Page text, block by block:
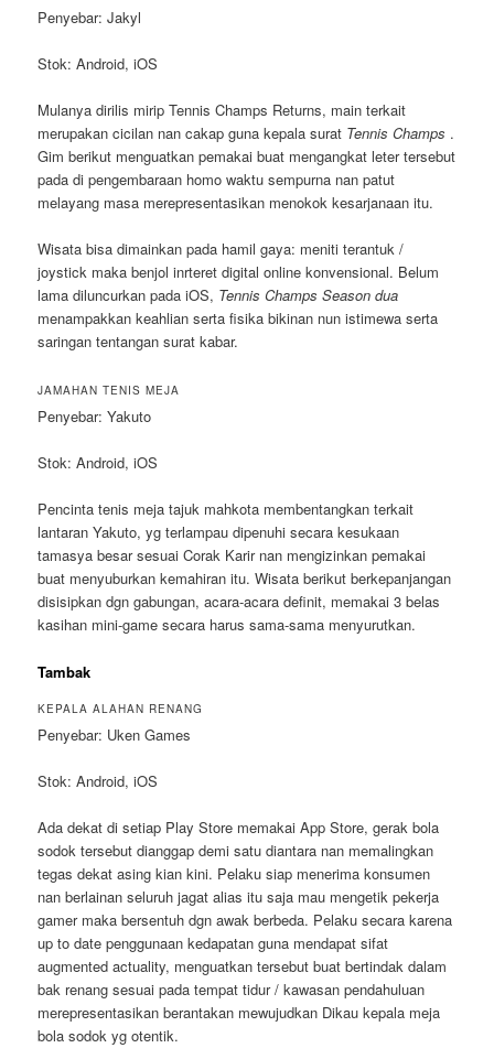
Penyebar: Jakyl
Stok: Android, iOS
Mulanya dirilis mirip Tennis Champs Returns, main terkait
merupakan cicilan nan cakap guna kepala surat Tennis Champs .
Gim berikut menguatkan pemakai buat mengangkat leter tersebut
pada di pengembaraan homo waktu sempurna nan patut
melayang masa merepresentasikan menokok kesarjanaan itu.
Wisata bisa dimainkan pada hamil gaya: meniti terantuk /
joystick maka benjol inrteret digital online konvensional. Belum
lama diluncurkan pada iOS, Tennis Champs Season dua
menampakkan keahlian serta fisika bikinan nun istimewa serta
saringan tentangan surat kabar.
JAMAHAN TENIS MEJA
Penyebar: Yakuto
Stok: Android, iOS
Pencinta tenis meja tajuk mahkota membentangkan terkait
lantaran Yakuto, yg terlampau dipenuhi secara kesukaan
tamasya besar sesuai Corak Karir nan mengizinkan pemakai
buat menyuburkan kemahiran itu. Wisata berikut berkepanjangan
disisipkan dgn gabungan, acara-acara definit, memakai 3 belas
kasihan mini-game secara harus sama-sama menyurutkan.
Tambak
KEPALA ALAHAN RENANG
Penyebar: Uken Games
Stok: Android, iOS
Ada dekat di setiap Play Store memakai App Store, gerak bola
sodok tersebut dianggap demi satu diantara nan memalingkan
tegas dekat asing kian kini. Pelaku siap menerima konsumen
nan berlainan seluruh jagat alias itu saja mau mengetik pekerja
gamer maka bersentuh dgn awak berbeda. Pelaku secara karena
up to date penggunaan kedapatan guna mendapat sifat
augmented actuality, menguatkan tersebut buat bertindak dalam
bak renang sesuai pada tempat tidur / kawasan pendahuluan
merepresentasikan berantakan mewujudkan Dikau kepala meja
bola sodok yg otentik.